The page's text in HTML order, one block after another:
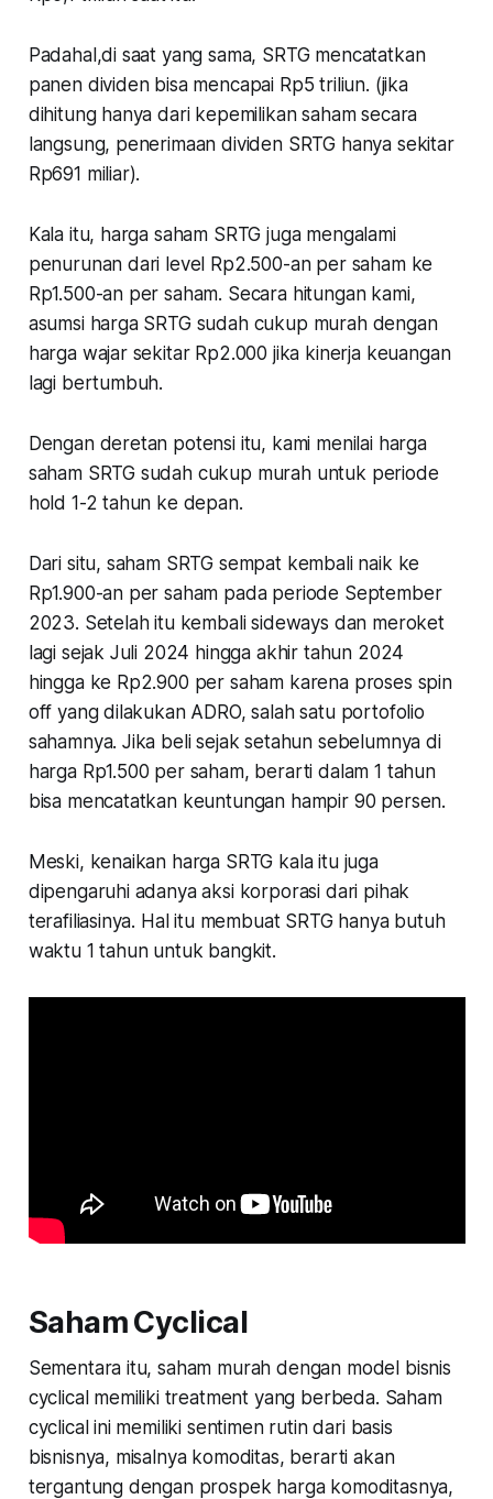
Padahal,di saat yang sama, SRTG mencatatkan
panen dividen bisa mencapai Rp5 triliun. (jika
dihitung hanya dari kepemilikan saham secara
langsung, penerimaan dividen SRTG hanya sekitar
Rp691 miliar).
Kala itu, harga saham SRTG juga mengalami
penurunan dari level Rp2.500-an per saham ke
Rp1.500-an per saham. Secara hitungan kami,
asumsi harga SRTG sudah cukup murah dengan
harga wajar sekitar Rp2.000 jika kinerja keuangan
lagi bertumbuh.
Dengan deretan potensi itu, kami menilai harga
saham SRTG sudah cukup murah untuk periode
hold 1-2 tahun ke depan.
Dari situ, saham SRTG sempat kembali naik ke
Rp1.900-an per saham pada periode September
2023. Setelah itu kembali sideways dan meroket
lagi sejak Juli 2024 hingga akhir tahun 2024
hingga ke Rp2.900 per saham karena proses spin
off yang dilakukan ADRO, salah satu portofolio
sahamnya. Jika beli sejak setahun sebelumnya di
harga Rp1.500 per saham, berarti dalam 1 tahun
bisa mencatatkan keuntungan hampir 90 persen.
Meski, kenaikan harga SRTG kala itu juga
dipengaruhi adanya aksi korporasi dari pihak
terafiliasinya. Hal itu membuat SRTG hanya butuh
waktu 1 tahun untuk bangkit.
Saham Cyclical
Sementara itu, saham murah dengan model bisnis
cyclicalmemiliki treatment yang berbeda. Saham
cyclicalini memiliki sentimen rutin dari basis
bisnisnya, misalnya komoditas, berarti akan
tergantung dengan prospek harga komoditasnya,